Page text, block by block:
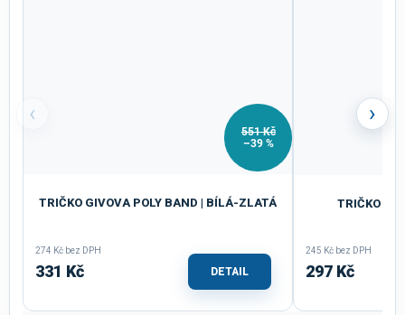
‹
551 Kč
–39 %
TRIČKO GIVOVA POLY BAND | BÍLÁ-ZLATÁ
274 Kč bez DPH
331 Kč DETAIL
TRIČKO
245 Kč bez DPH
297 Kč
›